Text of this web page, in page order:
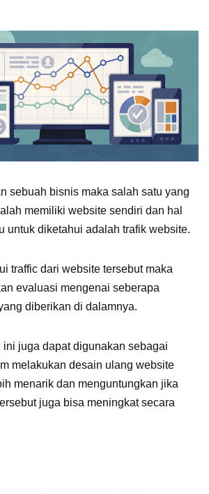
sebuah bisnis maka salah satu yang
memiliki website sendiri dan hal
untuk diketahui adalah trafik website.
traffic dari website tersebut maka
evaluasi mengenai seberapa
diberikan di dalamnya.
ini juga dapat digunakan sebagai
melakukan desain ulang website
menarik dan menguntungkan jika
juga bisa meningkat secara